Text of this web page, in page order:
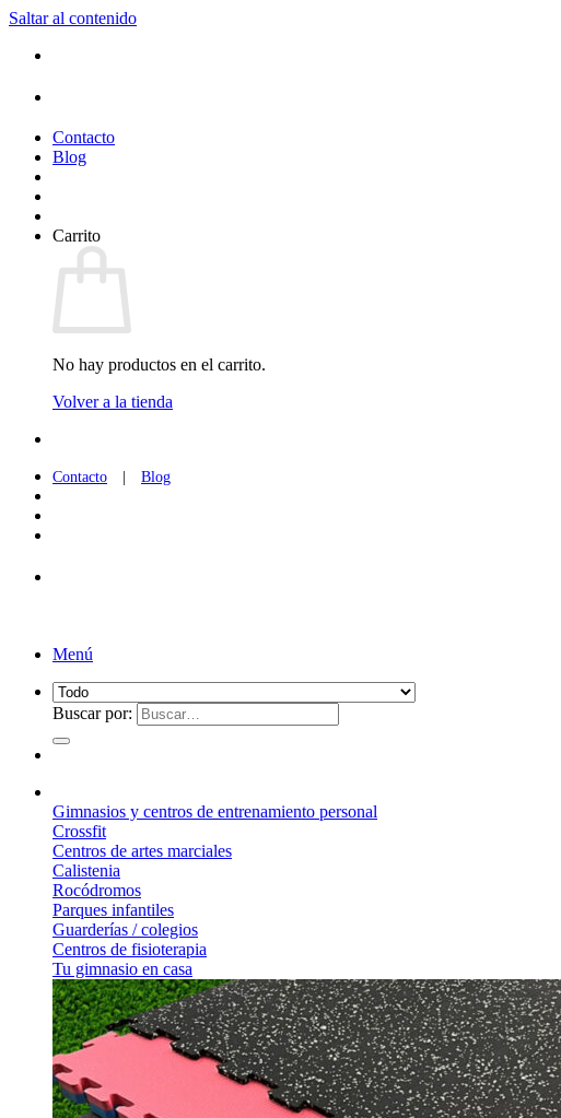
Saltar al contenido
Contacto
Blog
Carrito
No hay productos en el carrito.
Volver a la tienda
Contacto Blog
Menú
Buscar por:
Gimnasios y centros de entrenamiento personal
Crossfit
Centros de artes marciales
Calistenia
Rocódromos
Parques infantiles
Guarderías / colegios
Centros de fisioterapia
Tu gimnasio en casa